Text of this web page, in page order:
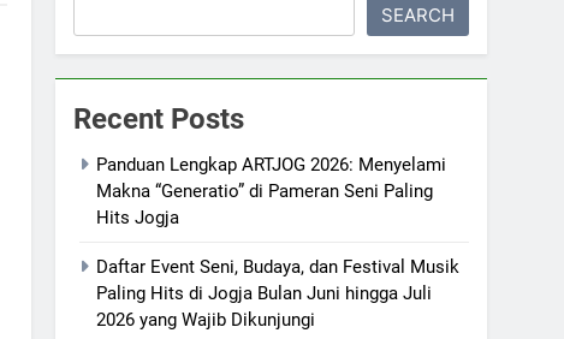
SEARCH
Recent Posts
Panduan Lengkap ARTJOG 2026: Menyelami
Makna “Generatio” di Pameran Seni Paling
Hits Jogja
Daftar Event Seni, Budaya, dan Festival Musik
Paling Hits di Jogja Bulan Juni hingga Juli
2026 yang Wajib Dikunjungi